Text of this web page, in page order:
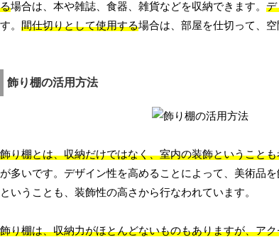
る場合は、本や雑誌、食器、雑貨などを収納できます。 デ
す。 間仕切りとして使用する場合は、部屋を仕切って、空
飾り棚の活用方法
飾り棚とは、収納だけではなく、室内の装飾ということ
が多いです。デザイン性を高めることによって、美術品
ということも、装飾性の高さから行なわれています。
飾り棚は、収納力がほとんどないものもありますが、ア